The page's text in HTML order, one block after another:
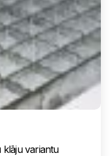
klāju variantu